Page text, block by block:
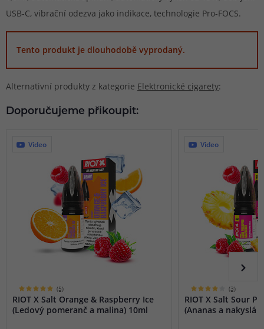
USB-C, vibrační odezva jako indikace, technologie Pro-FOCS.
Tento produkt je dlouhodobě vyprodaný.
Alternativní produkty z kategorie Elektronické cigarety:
Doporučujeme přikoupit:
Video
(5)
RIOT X Salt Orange & Raspberry Ice
(Ledový pomeranč a malina) 10ml
Video
(3)
RIOT X Salt Sour
(Ananas a nakyslá